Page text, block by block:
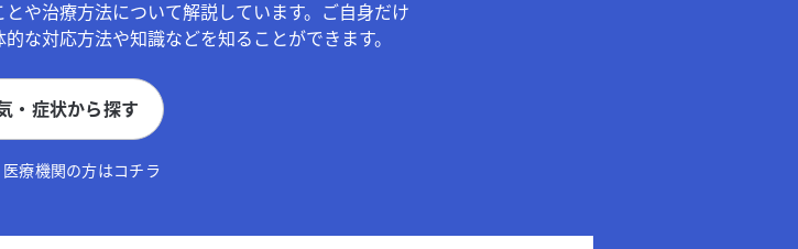
や治療方法について解説しています。ご自身だけ
な対応方法や知識などを知ることができます。
・症状から探す
医療機関の方はコチラ